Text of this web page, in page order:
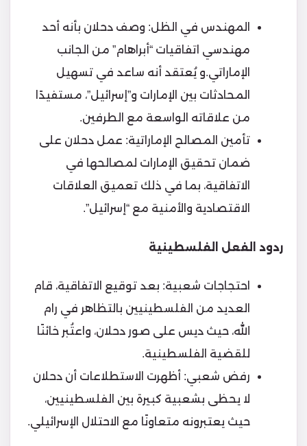
المهندس في الظل: وصف دحلان بأنه أحد
مهندسي اتفاقيات “أبراهام” من الجانب
الإماراتي.و يُعتقد أنه ساعد في تسهيل
المحادثات بين الإمارات و”إسرائيل”، مستفيدًا
من علاقاته الواسعة مع الطرفين.
تأمين المصالح الإماراتية: عمل دحلان على
ضمان تحقيق الإمارات لمصالحها في
الاتفاقية، بما في ذلك تعميق العلاقات
الاقتصادية والأمنية مع “إسرائيل”.
ردود الفعل الفلسطينية
احتجاجات شعبية: بعد توقيع الاتفاقية، قام
العديد من الفلسطينيين بالتظاهر في رام
الله، حيث ديس على صور دحلان، واعتُبر خائنًا
للقضية الفلسطينية.
رفض شعبي: أظهرت الاستطلاعات أن دحلان
لا يحظى بشعبية كبيرة بين الفلسطينيين،
حيث يعتبرونه متعاونًا مع الاحتلال الإسرائيلي.